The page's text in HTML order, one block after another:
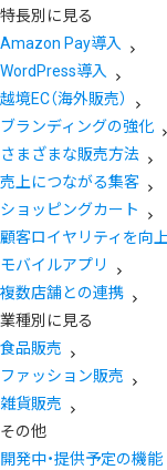
特長別に見る
Amazon Pay導入
WordPress導入
越境EC（海外販売）
ブランディングの強化
さまざまな販売方法
売上につながる集客
ショッピングカート
顧客ロイヤリティを向上
モバイルアプリ
複数店舗との連携
業種別に見る
食品販売
ファッション販売
雑貨販売
その他
開発中・提供予定の機能